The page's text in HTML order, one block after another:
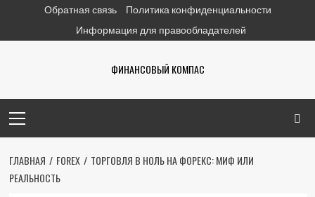
содержимому
Обратная связь
Политика конфиденциальности
Информация для правообладателей
ФИНАНСОВЫЙ КОМПАС
меню
ГЛАВНАЯ FOREX
ТОРГОВЛЯ В НОЛЬ НА ФОРЕКС: МИФ ИЛИ
РЕАЛЬНОСТЬ